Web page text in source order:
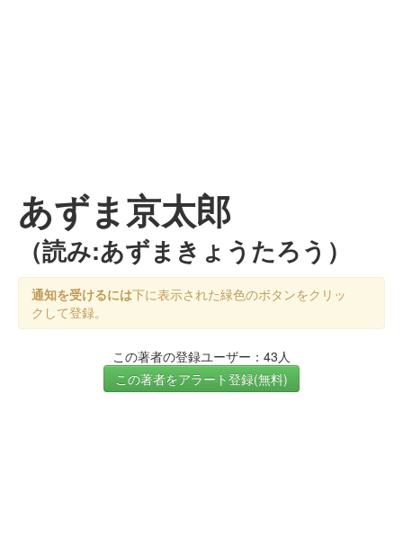
あずま京太郎
（読み:あずまきょうたろう）
通知を受けるには下に表示された緑色のボタンをクリッ
クして登録。
この著者の登録ユーザー：43人
この著者をアラート登録(無料)